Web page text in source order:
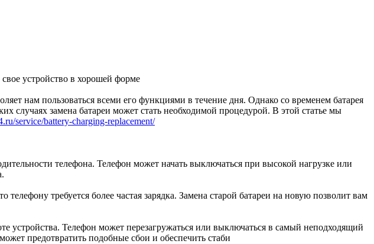
нам пользоваться всеми его функциями в течение дня. Однако со временем батарея
случаях замена батареи может стать необходимой процедурой. В этой статье мы
service/battery-charging-replacement/
телефона. Телефон может начать выключаться при высокой нагрузке или
требуется более частая зарядка. Замена старой батареи на новую позволит вам
Телефон может перезагружаться или выключаться в самый неподходящий
предотвратить подобные сбои и обеспечить стаби